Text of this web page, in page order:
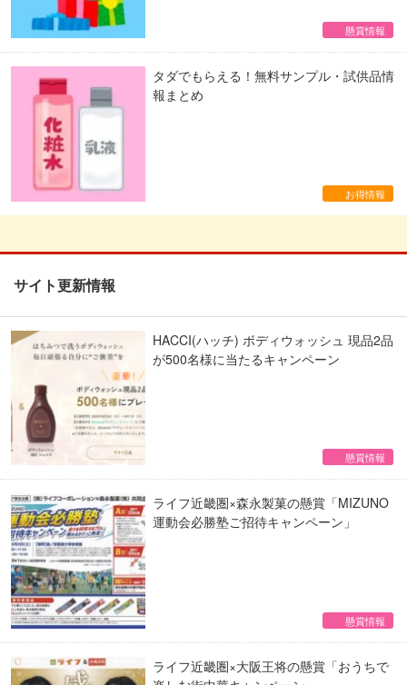
懸賞情報
タダでもらえる！無料サンプル・試供品情
報まとめ
お得情報
サイト更新情報
HACCI(ハッチ) ボディウォッシュ 現品2品
が500名様に当たるキャンペーン
懸賞情報
ライフ近畿圏×森永製菓の懸賞「MIZUNO
運動会必勝塾ご招待キャンペーン」
懸賞情報
ライフ近畿圏×大阪王将の懸賞「おうちで